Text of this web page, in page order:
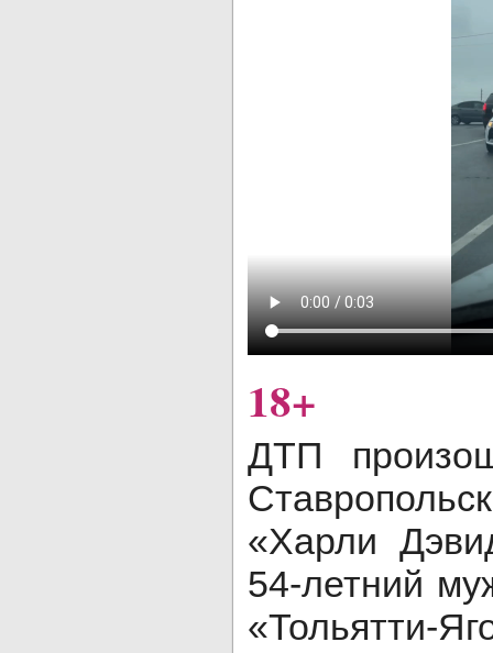
18+
ДТП
«Харли
54-летний
«Тольятти-